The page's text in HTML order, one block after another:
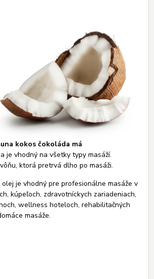
kokos čokoláda má
je vhodný na všetky typy masáží.
ktorá pretrvá dlho po masáži.
je vhodný pre profesionálne masáže v
kúpeľoch, zdravotníckych zariadeniach,
wellness hoteloch, rehabilitačných
masáže.